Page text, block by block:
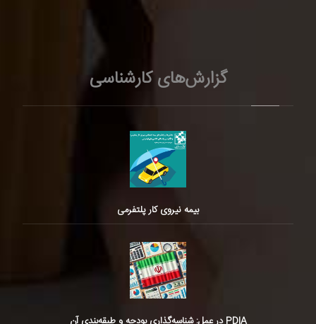
گزارش‌های کارشناسی
بیمه نیروی کار پلتفرمی